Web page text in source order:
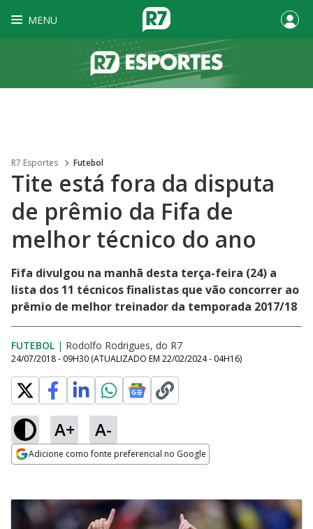
MENU
R7 Esportes Futebol
Tite está fora da disputa
de prêmio da Fifa de
melhor técnico do ano
Fifa divulgou na manhã desta terça-feira (24) a
lista dos 11 técnicos finalistas que vão concorrer ao
prêmio de melhor treinador da temporada 2017/18
FUTEBOL | Rodolfo Rodrigues, do R7
24/07/2018 - 09H30 (ATUALIZADO EM 22/02/2024 - 04H16)
A+ A-
Adicione como fonte preferencial no Google